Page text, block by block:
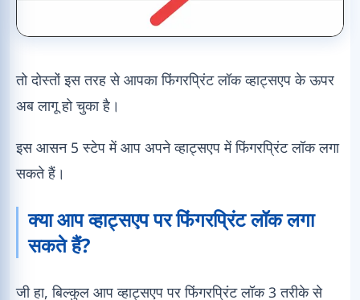
तो दोस्तों इस तरह से आपका फिंगरप्रिंट लॉक व्हाट्सएप के ऊपर
अब लागू हो चुका है।
इस आसन 5 स्टेप में आप अपने व्हाट्सएप में फिंगरप्रिंट लॉक लगा
सकते हैं।
क्या आप व्हाट्सएप पर फिंगरप्रिंट लॉक लगा
सकते हैं?
जी हा, बिल्कुल आप व्हाट्सएप पर फिंगरप्रिंट लॉक 3 तरीके से